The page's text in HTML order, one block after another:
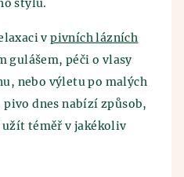
stylu.
vpivních lázních
gulášem, péči o vlasy
nebo výletu po malých
dnes nabízí způsob,
téměř v jakékoliv